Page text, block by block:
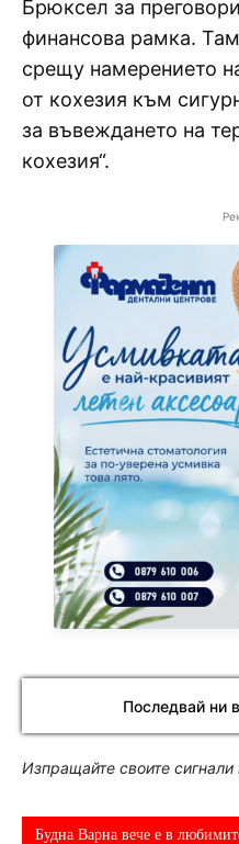
Брюксел за
финансова рамка.
срещу намерението
от кохезия към
за въвеждането на
кохезия“.
Последвай ни
Изпращайте своите сигнали
Будна Варна вече е в